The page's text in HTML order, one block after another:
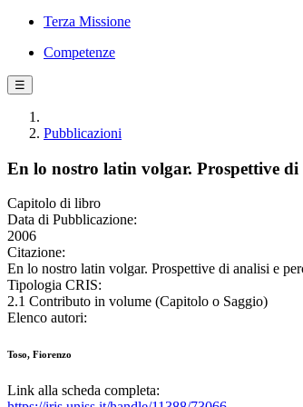
Terza Missione
Competenze
☰
Pubblicazioni
En lo nostro latin volgar. Prospettive
Capitolo di libro
Data di Pubblicazione:
2006
Citazione:
En lo nostro latin volgar. Prospettive di analisi e
Tipologia CRIS:
2.1 Contributo in volume (Capitolo o Saggio)
Elenco autori:
Toso, Fiorenzo
Link alla scheda completa: